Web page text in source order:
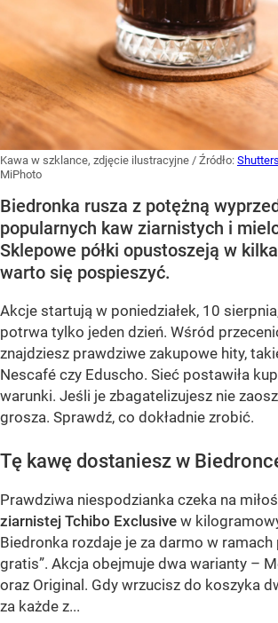
Kawa w szklance, zdjęcie ilustracyjne / Źródło:
MiPhoto
Biedronka rusza z potężną
popularnych kaw ziarnistych i
Sklepowe półki opustoszeją w
warto się pospieszyć.
Akcje startują w poniedziałek, 10
potrwa tylko jeden dzień. Wśród
znajdziesz prawdziwe zakupowe hity,
Nescafé czy Eduscho. Sieć postawiła
warunki. Jeśli je zbagatelizujesz nie
grosza. Sprawdź, co dokładnie zrobić.
Tę kawę dostaniesz w
Prawdziwa niespodzianka czeka na
ziarnistej Tchibo Exclusive w
Biedronka rozdaje je za darmo w ramach
gratis”. Akcja obejmuje dwa warianty –
oraz Original. Gdy wrzucisz do koszyka
za każde z...